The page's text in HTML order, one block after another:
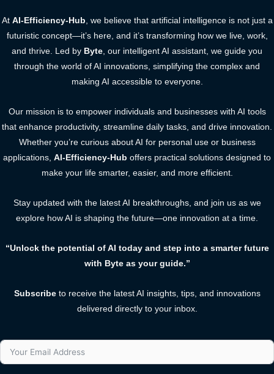
At AI-Efficiency-Hub, we believe that artificial intelligence is not just a
futuristic concept—it’s here, and it’s transforming how we live, work,
and thrive. Led by Byte, our intelligent AI assistant, we guide you
through the world of AI innovations, simplifying the complex and
making AI accessible to everyone.
Our mission is to empower individuals and businesses with AI tools
that enhance productivity, streamline daily tasks, and drive innovation.
Whether you’re curious about AI for personal use or business
applications, AI-Efficiency-Hub offers practical solutions designed to
make your life smarter, easier, and more efficient.
Stay updated with the latest AI breakthroughs, and join us as we
explore how AI is shaping the future—one innovation at a time.
“Unlock the potential of AI today and step into a smarter future
with Byte as your guide.”
Subscribeto receive the latest AI insights, tips, and innovations
delivered directly to your inbox.